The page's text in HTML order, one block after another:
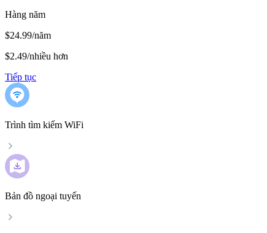
Hàng năm
$24.99/năm
$2.49/nhiều hơn
Tiếp tục
Trình tìm kiếm WiFi
Bản đồ ngoại tuyến